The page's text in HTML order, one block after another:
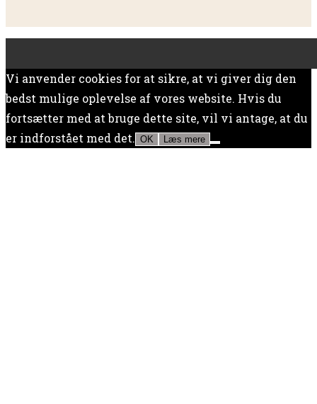
Vi anvender cookies for at sikre, at vi giver dig den
bedst mulige oplevelse af vores website. Hvis du
fortsætter med at bruge dette site, vil vi antage, at du
er indforstået med det. OK Læs mere